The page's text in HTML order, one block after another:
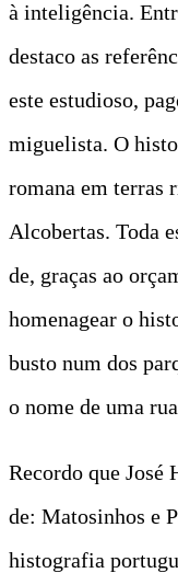
à inteligência.
destaco as
este estudioso,
miguelista. O
romana em terras
Alcobertas. Toda
de, graças ao
homenagear o
busto num dos
o nome de uma
Recordo que José
de: Matosinhos e
histografia